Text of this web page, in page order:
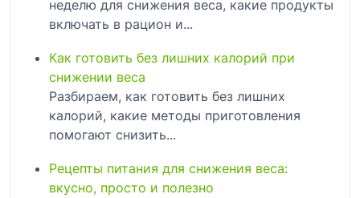
неделю для снижения веса, какие продукты
включать в рацион и...
Как готовить без лишних калорий при
снижении веса
Разбираем, как готовить без лишних
калорий, какие методы приготовления
помогают снизить...
Рецепты питания для снижения веса:
вкусно, просто и полезно